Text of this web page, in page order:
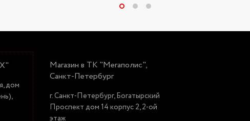
дом
Магазин в ТК "Мегаполис",
Санкт-Петербург
г. Санкт-Петербург, Богатырский
Проспект дом 14 корпус 2, 2-ой
этаж